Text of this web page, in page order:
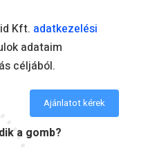
Kft. adatkezelési
adataim
céljából.
Ajánlatot kérek
a gomb?